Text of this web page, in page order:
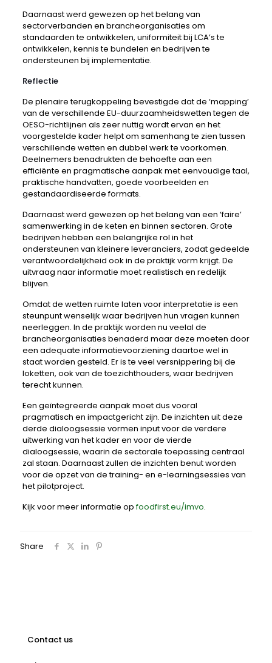
Daarnaast werd gewezen op het belang van
sectorverbanden en brancheorganisaties om
standaarden te ontwikkelen, uniformiteit bij LCA’s te
ontwikkelen, kennis te bundelen en bedrijven te
ondersteunen bij implementatie.
Reflectie
De plenaire terugkoppeling bevestigde dat de ‘mapping’
van de verschillende EU-duurzaamheidswetten tegen de
OESO-richtlijnen als zeer nuttig wordt ervan en het
voorgestelde kader helpt om samenhang te zien tussen
verschillende wetten en dubbel werk te voorkomen.
Deelnemers benadrukten de behoefte aan een
efficiënte en pragmatische aanpak met eenvoudige taal,
praktische handvatten, goede voorbeelden en
gestandaardiseerde formats.
Daarnaast werd gewezen op het belang van een ‘faire’
samenwerking in de keten en binnen sectoren. Grote
bedrijven hebben een belangrijke rol in het
ondersteunen van kleinere leveranciers, zodat gedeelde
verantwoordelijkheid ook in de praktijk vorm krijgt. De
uitvraag naar informatie moet realistisch en redelijk
blijven.
Omdat de wetten ruimte laten voor interpretatie is een
steunpunt wenselijk waar bedrijven hun vragen kunnen
neerleggen. In de praktijk worden nu veelal de
brancheorganisaties benaderd maar deze moeten door
een adequate informatievoorziening daartoe wel in
staat worden gesteld. Er is te veel versnippering bij de
loketten, ook van de toezichthouders, waar bedrijven
terecht kunnen.
Een geïntegreerde aanpak moet dus vooral
pragmatisch en impactgericht zijn. De inzichten uit deze
derde dialoogsessie vormen input voor de verdere
uitwerking van het kader en voor de vierde
dialoogsessie, waarin de sectorale toepassing centraal
zal staan. Daarnaast zullen de inzichten benut worden
voor de opzet van de training- en e-learningsessies van
het pilotproject.
Kijk voor meer informatie opfoodfirst.eu/imvo.
Share
Contact us